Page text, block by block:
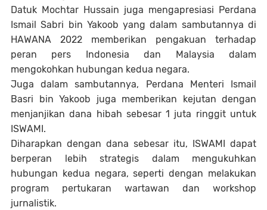
Datuk Mochtar Hussain juga mengapresiasi Perdana
Ismail Sabri bin Yakoob yang dalam sambutannya di
HAWANA 2022 memberikan pengakuan terhadap
peran pers Indonesia dan Malaysia dalam
mengokohkan hubungan kedua negara.
Juga dalam sambutannya, Perdana Menteri Ismail
Basri bin Yakoob juga memberikan kejutan dengan
menjanjikan dana hibah sebesar 1 juta ringgit untuk
ISWAMI.
Diharapkan dengan dana sebesar itu, ISWAMI dapat
berperan lebih strategis dalam mengukuhkan
hubungan kedua negara, seperti dengan melakukan
program pertukaran wartawan dan workshop
jurnalistik.